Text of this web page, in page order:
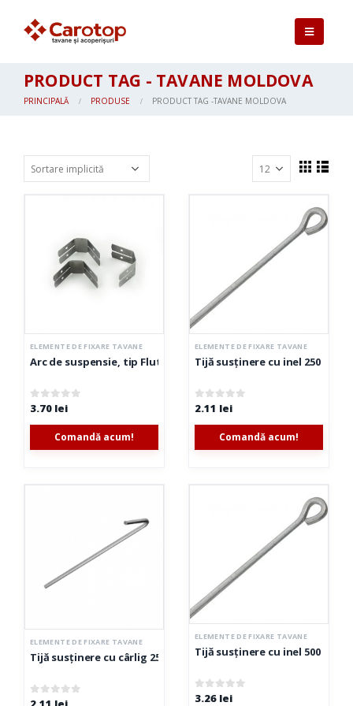
PRODUCT TAG - TAVANE MOLDOVA
PRINCIPALĂ PRODUSE PRODUCT TAG -TAVANE MOLDOVA
ELEMENTE DE FIXARE TAVANE
Arc de suspensie, tip Fluturaș
0out of 5
3.70 lei
Comandă acum!
ELEMENTE DE FIXARE TAVANE
Tijă susținere cu inel 250 mm
0out of 5
2.11 lei
Comandă acum!
ELEMENTE DE FIXARE TAVANE
Tijă susținere cu cârlig 250 mm
0out of 5
ELEMENTE DE FIXARE TAVANE
Tijă susținere cu inel 500 mm
0out of 5
3.26 lei